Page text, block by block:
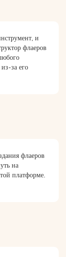
и
флаеров
за его
флаеров
на
платформе.